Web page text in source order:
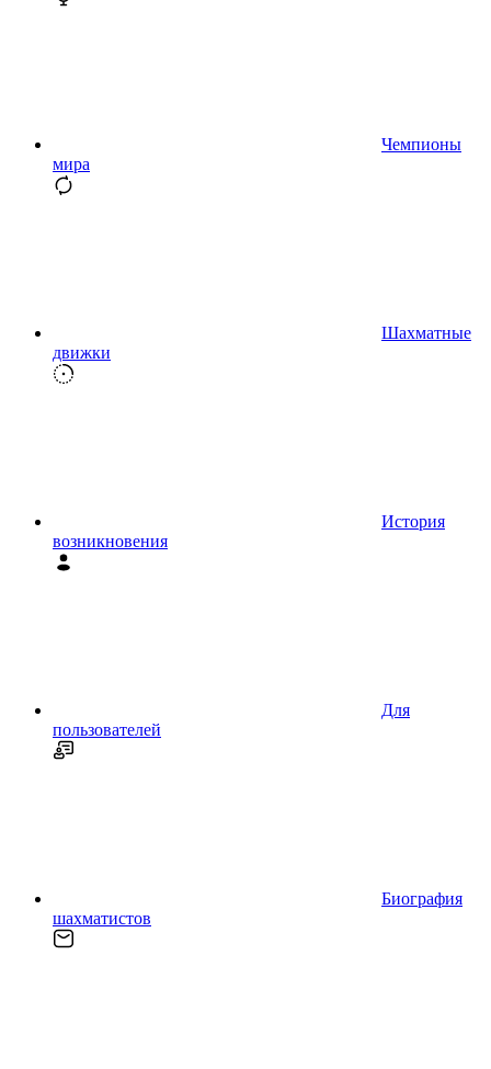
Чемпионы
мира
Шахматные
движки
История
возникновения
Для
пользователей
Биография
шахматистов